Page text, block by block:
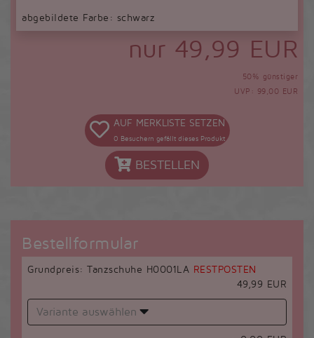
abgebildete Farbe: schwarz
nur 49,99 EUR
50% günstiger
UVP: 99,00 EUR
AUF MERKLISTE SETZEN
0 Besuchern gefällt dieses Produkt
BESTELLEN
Bestellformular
Grundpreis: Tanzschuhe H0001LA RESTPOSTEN
49,99 EUR
Variante auswählen